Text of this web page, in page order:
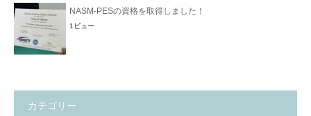
NASM-PESの資格を取得しました！
1ビュー
カテゴリー